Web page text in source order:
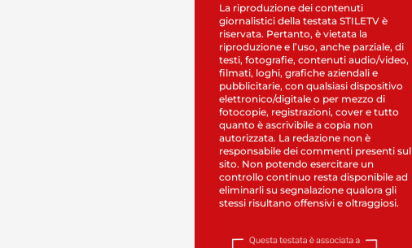
La riproduzione dei contenuti
giornalistici della testata STILETV è
riservata. Pertanto, è vietata la
riproduzione e l’uso, anche parziale, di
testi, fotografie, contenuti audio/video,
filmati, loghi, grafiche aziendali e
pubblicitarie, con qualsiasi dispositivo
elettronico/digitale o per mezzo di
fotocopie, registrazioni, cover e tutto
quanto è ascrivibile a copia non
autorizzata. La redazione non è
responsabile dei commenti presenti sul
sito. Non potendo esercitare un
controllo continuo resta disponibile ad
eliminarli su segnalazione qualora gli
stessi risultano offensivi e oltraggiosi.